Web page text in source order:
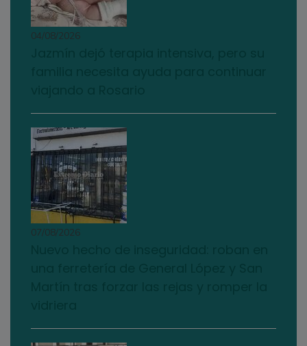
04/08/2026
07/08/2026